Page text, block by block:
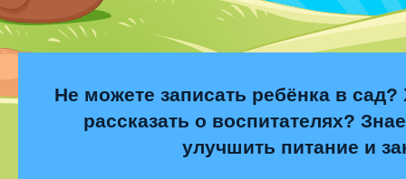
Не можете записать ребёнка в сад?
рассказать о воспитателях?
улучшить питание и